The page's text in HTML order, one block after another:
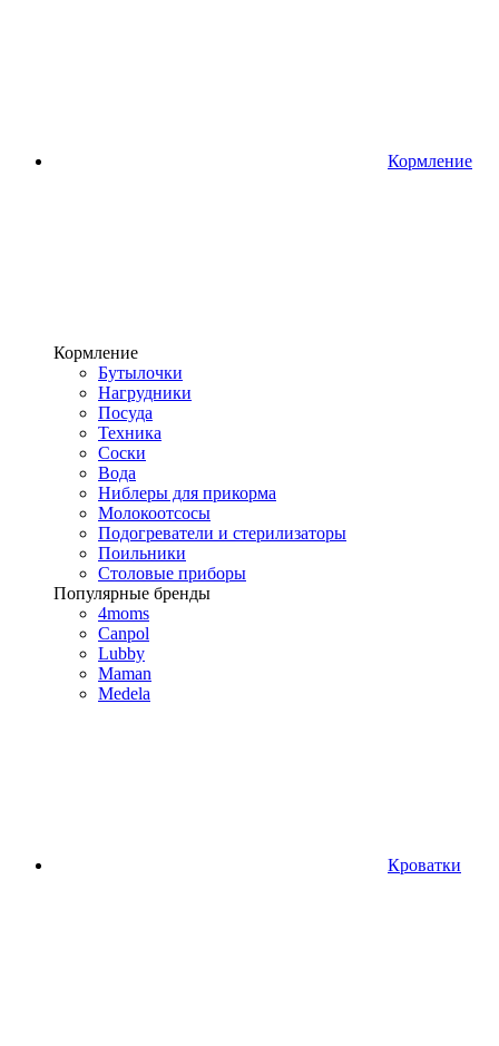
Кормление
Кормление
Бутылочки
Нагрудники
Посуда
Техника
Соски
Вода
Ниблеры для прикорма
Молокоотсосы
Подогреватели и стерилизаторы
Поильники
Столовые приборы
Популярные бренды
4moms
Canpol
Lubby
Maman
Medela
Кроватки